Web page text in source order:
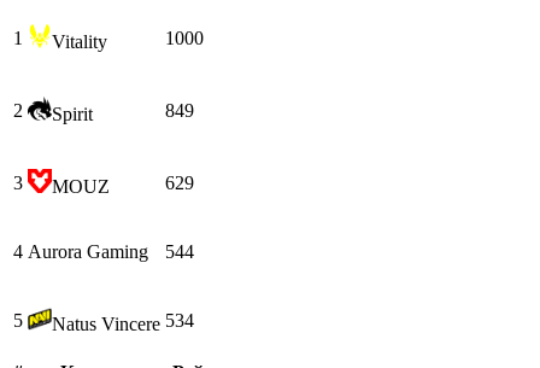
1 Vitality 1000
2 Spirit 849
3 MOUZ 629
4 Aurora Gaming 544
5 Natus Vincere 534